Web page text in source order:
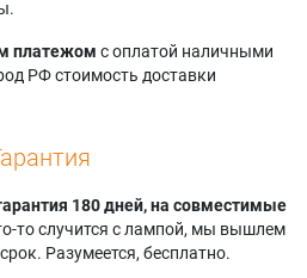
платежом с оплатой наличными
РФ стоимость доставки
180 дней, на совместимые
то случится с лампой, мы вышлем
Разумеется, бесплатно.